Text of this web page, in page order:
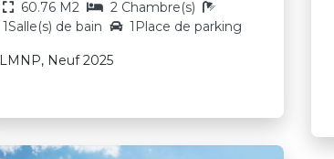
60.76 M2
2 Chambre(s)
1Salle(s) de bain
1Place de parking
LMNP, Neuf 2025